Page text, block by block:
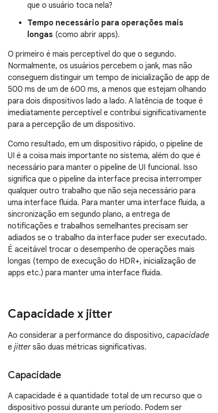
que o usuário toca nela?
Tempo necessário para operações mais
longas (como abrir apps).
O primeiro é mais perceptível do que o segundo.
Normalmente, os usuários percebem o jank, mas não
conseguem distinguir um tempo de inicialização de app de
500 ms de um de 600 ms, a menos que estejam olhando
para dois dispositivos lado a lado. A latência de toque é
imediatamente perceptível e contribui significativamente
para a percepção de um dispositivo.
Como resultado, em um dispositivo rápido, o pipeline de
UI é a coisa mais importante no sistema, além do que é
necessário para manter o pipeline de UI funcional. Isso
significa que o pipeline da interface precisa interromper
qualquer outro trabalho que não seja necessário para
uma interface fluida. Para manter uma interface fluida, a
sincronização em segundo plano, a entrega de
notificações e trabalhos semelhantes precisam ser
adiados se o trabalho da interface puder ser executado.
É aceitável trocar o desempenho de operações mais
longas (tempo de execução do HDR+, inicialização de
apps etc.) para manter uma interface fluida.
Capacidade x jitter
Ao considerar a performance do dispositivo, capacidade
e jittersão duas métricas significativas.
Capacidade
A capacidade é a quantidade total de um recurso que o
dispositivo possui durante um período. Podem ser